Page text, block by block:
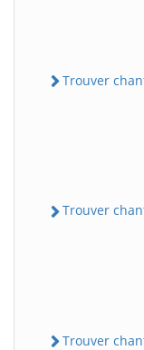
Trouver
Trouver
Trouver